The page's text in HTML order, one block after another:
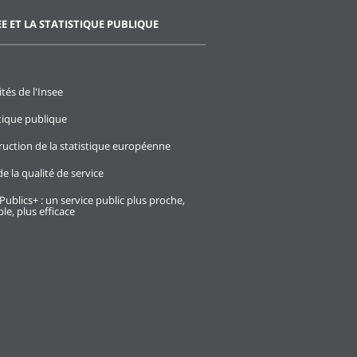
ET LA STATISTIQUE PUBLIQUE
de l'Insee
publique
de la statistique européenne
la qualité de service
: un service public plus proche,
plus efficace